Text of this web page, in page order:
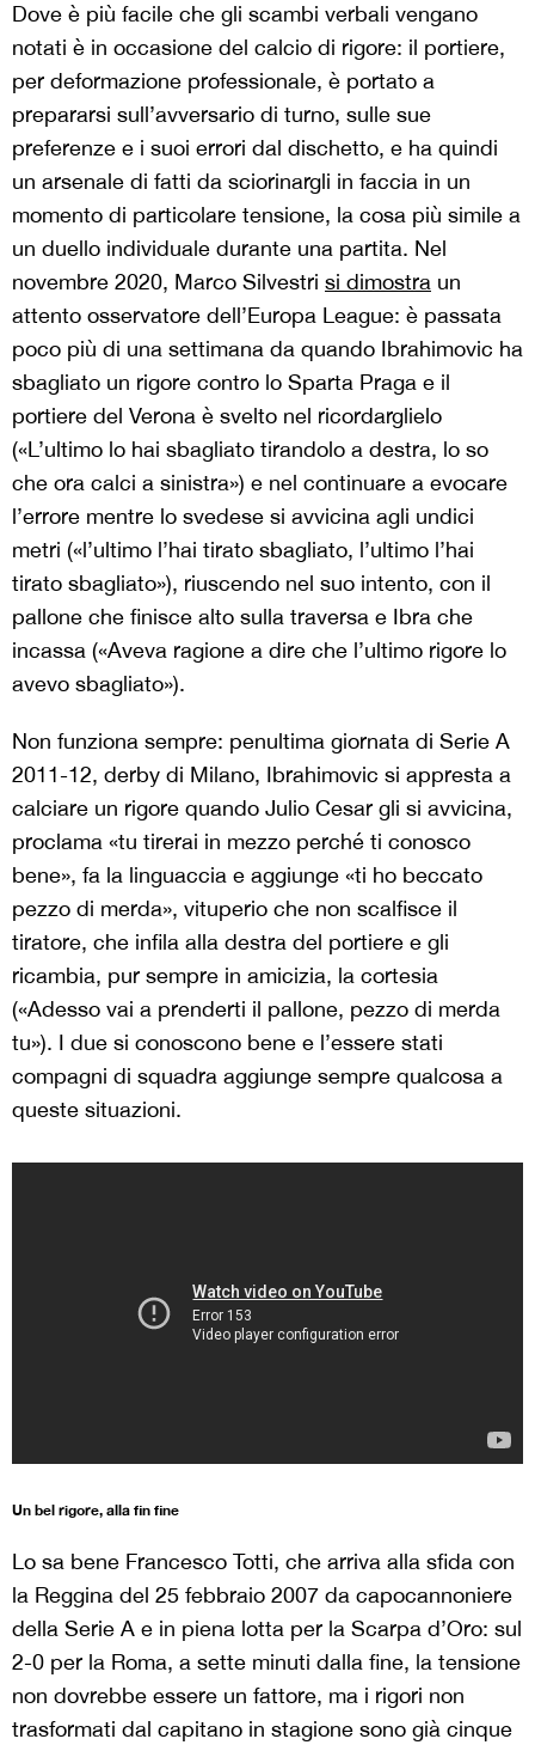
Dove è più facile che gli scambi verbali vengano
notati è in occasione del calcio di rigore: il portiere,
per deformazione professionale, è portato a
prepararsi sull’avversario di turno, sulle sue
preferenze e i suoi errori dal dischetto, e ha quindi
un arsenale di fatti da sciorinargli in faccia in un
momento di particolare tensione, la cosa più simile a
un duello individuale durante una partita. Nel
novembre 2020, Marco Silvestri si dimostra un
attento osservatore dell’Europa League: è passata
poco più di una settimana da quando Ibrahimovic ha
sbagliato un rigore contro lo Sparta Praga e il
portiere del Verona è svelto nel ricordarglielo
(«L’ultimo lo hai sbagliato tirandolo a destra, lo so
che ora calci a sinistra») e nel continuare a evocare
l’errore mentre lo svedese si avvicina agli undici
metri («l’ultimo l’hai tirato sbagliato, l’ultimo l’hai
tirato sbagliato»), riuscendo nel suo intento, con il
pallone che finisce alto sulla traversa e Ibra che
incassa («Aveva ragione a dire che l’ultimo rigore lo
avevo sbagliato»).
Non funziona sempre: penultima giornata di Serie A
2011-12, derby di Milano, Ibrahimovic si appresta a
calciare un rigore quando Julio Cesar gli si avvicina,
proclama «tu tirerai in mezzo perché ti conosco
bene», fa la linguaccia e aggiunge «ti ho beccato
pezzo di merda», vituperio che non scalfisce il
tiratore, che infila alla destra del portiere e gli
ricambia, pur sempre in amicizia, la cortesia
(«Adesso vai a prenderti il pallone, pezzo di merda
tu»). I due si conoscono bene e l’essere stati
compagni di squadra aggiunge sempre qualcosa a
queste situazioni.
Un bel rigore, alla fin fine
Lo sa bene Francesco Totti, che arriva alla sfida con
la Reggina del 25 febbraio 2007 da capocannoniere
della Serie A e in piena lotta per la Scarpa d’Oro: sul
2-0 per la Roma, a sette minuti dalla fine, la tensione
non dovrebbe essere un fattore, ma i rigori non
trasformati dal capitano in stagione sono già cinque